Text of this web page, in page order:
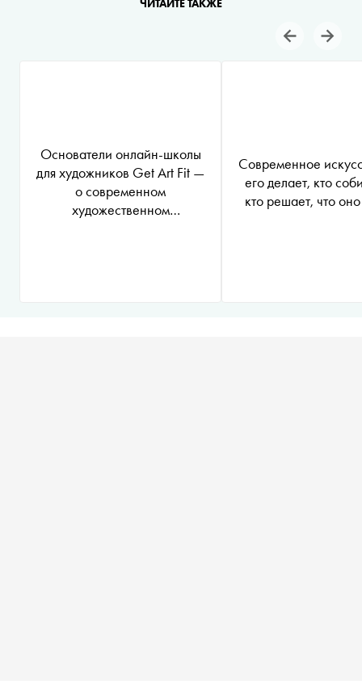
ЧИТАЙТЕ ТАКЖЕ
Основатели онлайн-школы
для художников Get Art Fit —
о современном
художественном
Современное
его делает, кто
кто решает, что